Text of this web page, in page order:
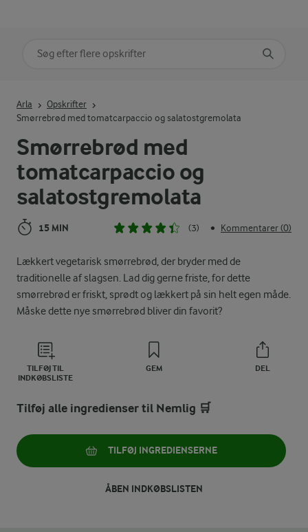
Smørrebrød med
tomatcarpaccio og
salatostgremolata
15 MIN (3) • Kommentarer (0)
Lækkert vegetarisk smørrebrød, der bryder med de
traditionelle af slagsen. Lad dig gerne friste, for dette
smørrebrød er friskt, sprødt og lækkert på sin helt egen måde.
Måske dette nye smørrebrød bliver din favorit?
TILFØJ TIL
INDKØBSLISTE
GEM DEL
Arla
Opskrifter
Smørrebrød med tomatcarpaccio og salatostgremolata
Tilføj alle ingredienser til Nemlig 🛒
TILFØJ INGREDIENSERNE
ÅBEN INDKØBSLISTEN
Søg på kategori